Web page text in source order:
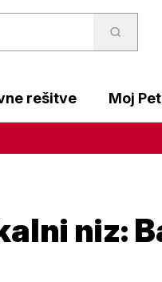
rešitve Moj
niz: